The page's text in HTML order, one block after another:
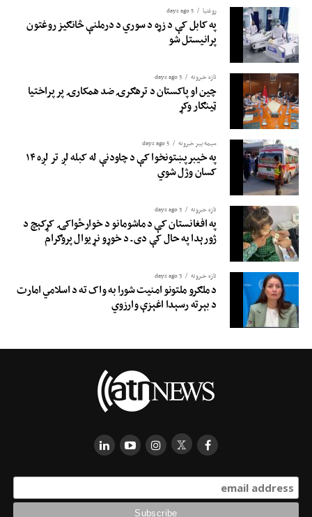
روغتيا 5 days ago
په کابل کې د زړه د سوري د درملنې څانګیز روغتون
پرانیستل شو
تازه خبرونه 3 days ago
چین او پاکستان د ترهګرۍ ضد همکارۍ پر پراختیا
ټینګار وکړ
سیمه ییز خبرونه 5 days ago
په خیبرپښتونخوا کې د چاودنې له کبله لږ تر لږه ۱۴
کسان وژل شوي
تازه خبرونه 3 days ago
په افغانستان کې د ماشومانو د خوارځواکۍ کړکېچ د
ژورېدا په حال کې دی ـ د خوړو نړیوال پروګرام
تازه خبرونه 3 days ago
د ملګرو ملتونو امنیت شورا به واک ته د اسلامي امارت
د بېرته رسېدا اغېزې وارزوي